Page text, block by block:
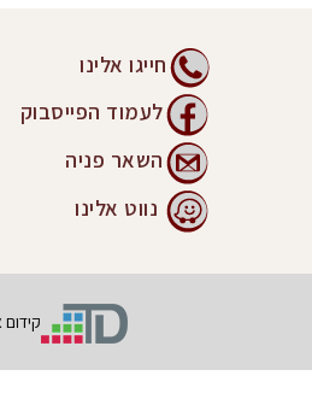
חייגו אלינו
לעמוד הפייסבוק
השאר פניה
נווט אלינו
קידום